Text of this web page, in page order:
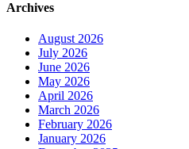
Archives
August 2026
July 2026
June 2026
May 2026
April 2026
March 2026
February 2026
January 2026